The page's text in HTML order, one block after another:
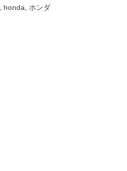
honda ホンダ